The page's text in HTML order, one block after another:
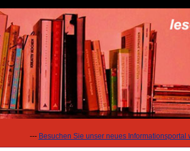
Besuchen Sie unser neues Informationsportal